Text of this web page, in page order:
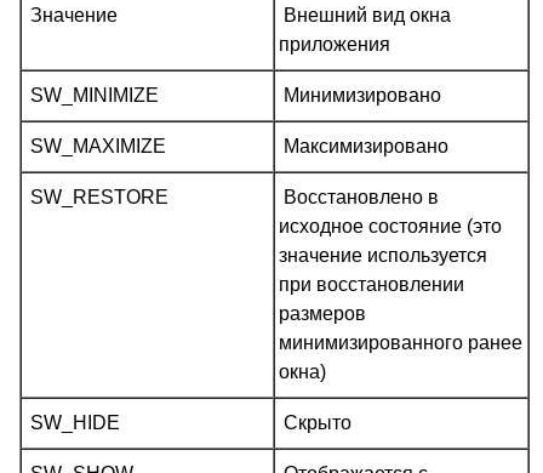
Значение
Внешний вид окна
приложения
SW_MINIMIZE Минимизировано
SW_MAXIMIZE Максимизировано
SW_RESTORE
Восстановлено в
исходное состояние (это
значение используется
при восстановлении
размеров
минимизированного ранее
окна)
SW_HIDE Скрыто